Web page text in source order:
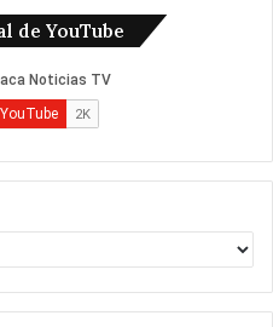
de YouTube